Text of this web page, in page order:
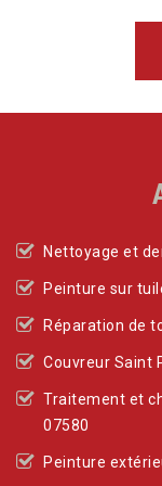
Nettoyage et
Peinture sur
Réparation de
Couvreur Saint
Traitement et
07580
Peinture